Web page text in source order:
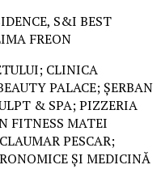
S&I BEST
FREON
CLINICA
PALACE; ȘERBAN
& SPA; PIZZERIA
FITNESS MATEI
PESCAR;
ȘI MEDICINĂ